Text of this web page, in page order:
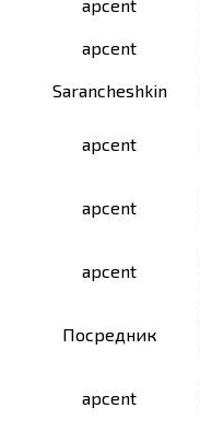
apcent
apcent
Sarancheshkin
apcent
apcent
apcent
Посредник
apcent